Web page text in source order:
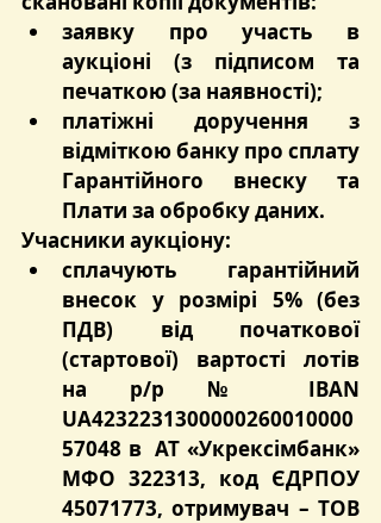
заявку про участь в
аукціоні (з підписом та
печаткою (за наявності);
платіжні доручення з
відміткою банку про сплату
Гарантійного внеску та
Плати за обробку даних.
Учасники аукціону:
сплачують гарантійний
внесок у розмірі 5% (без
ПДВ) від початкової
(стартової) вартості лотів
на р/р № IBAN
UA4232231300000260010000
57048 в  АТ «Укрексімбанк»
МФО 322313, код ЄДРПОУ
45071773, отримувач – ТОВ